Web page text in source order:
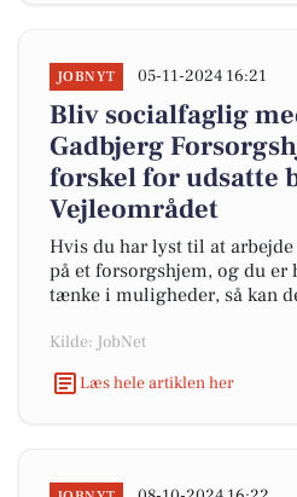
JOBNYT 05-11-2024 16:21
Bliv socialfaglig
Gadbjerg
forskel for udsatte
Vejleområdet
Hvis du har lyst til at
på et forsorgshjem, og du
tænke i muligheder, så kan
Kilde: JobNet
Læs hele artiklen her